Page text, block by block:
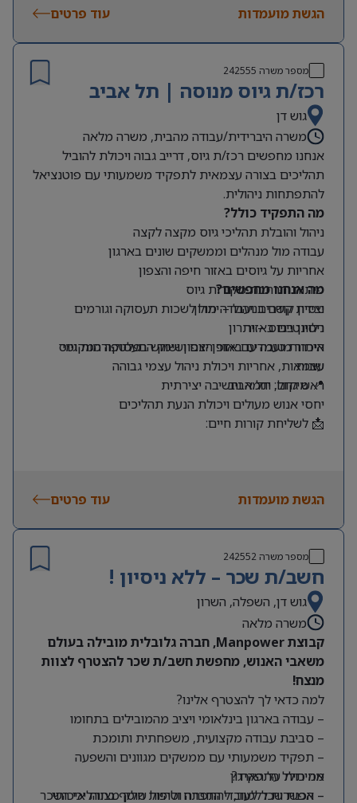
הגשת מועמדות עוד פרטים
מספר משרה 242555
רכז/ת גיוס מנוסה | תל אביב
גוש דן
משרה היברידית/עבודה מהבית, משרה מלאה
אנחנו מחפשים רכז/ת גיוס, דרייב גבוה ויכולת להוביל
תהליכים בצורה עצמאית לתפקיד משמעותי עם פוטנציאל
להתפתחות ניהולית.
מה התפקיד כולל?
ניהול והובלת תהליכי גיוס מקצה לקצה
עבודה מול מנהלים וממשקים שונים בארגון
אחריות על גיוסים באזור חיפה והצפון
פיתוח והרחבת מקורות גיוס
יצירת קשרים ועבודה מול לשכות תעסוקה וגורמים
רלוונטיים באזור
איתור מועמדים באופן יזום ושימוש בפלטפורמות גיוס
שונות
מה אנחנו מחפשים?
ניסיון קודם בניהול – יתרון
ניסיון בגיוס – יתרון
היכרות טובה עם אזור הצפון ושוק התעסוקה המקומי
עצמאות, אחריות ויכולת ניהול עצמי גבוהה
ראש גדול, יוזמה וחשיבה יצירתית
יחסי אנוש מעולים ויכולת הנעת תהליכים
📍 מיקום: תל אביב
📩 לשליחת קורות חיים:
הגשת מועמדות עוד פרטים
מספר משרה 242552
חשב/ת שכר – ללא ניסיון !
גוש דן, השפלה, השרון
משרה מלאה
קבוצת Manpower, חברה גלובלית מובילה בעולם
משאבי האנוש, מחפשת חשב/ת שכר להצטרף לצוות
מנצח!
למה כדאי לך להצטרף אלינו?
– עבודה בארגון בינלאומי ויציב מהמובילים בתחומו
– סביבת עבודה מקצועית, משפחתית ותומכת
– תפקיד משמעותי עם ממשקים מגוונים והשפעה
אמיתית על הארגון
– אפשרות ללמוד, להתפתח ולהיות חלק מצוות איכותי
מה כולל התפקיד?
– הכנת שכר לעובדי החברה וטיפול שוטף בתהליכי השכר